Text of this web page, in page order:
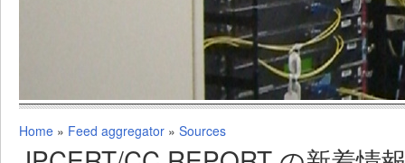
You are here
Home » Feed aggregator » Sources